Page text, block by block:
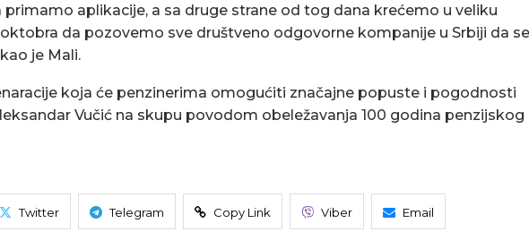
primamo aplikacije, a sa druge strane od tog dana krećemo u veliku
da pozovemo sve društveno odgovorne kompanije u Srbiji da se
je Mali.
koja će penzinerima omogućiti značajne popuste i pogodnosti
Vučić na skupu povodom obeležavanja 100 godina penzijskog
Twitter Telegram Copy Link Viber Email